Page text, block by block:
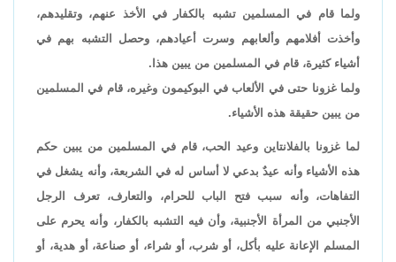
ولما قام في المسلمين تشبه بالكفار في الأخذ عنهم، وتقليدهم،
وأخذت أفلامهم وألعابهم وسرت أعيادهم، وحصل التشبه بهم في
أشياء كثيرة، قام في المسلمين من يبين هذا.
ولما غزونا حتى في الألعاب في البوكيمون وغيره، قام في المسلمين
من يبين حقيقة هذه الأشياء.
لما غزونا بالفلانتاين وعيد الحب، قام في المسلمين من يبين حكم
هذه الأشياء وأنه عيدٌ بدعي لا أساس له في الشربعة، وأنه يشغل في
التفاهات، وأنه سبب فتح الباب للحرام، والتعارف، تعرف الرجل
الأجنبي من المرأة الأجنبية، وأن فيه التشبه بالكفار، وأنه يحرم على
المسلم الإعانة عليه بأكل، أو شرب، أو شراء، أو صناعة، أو هدية، أو